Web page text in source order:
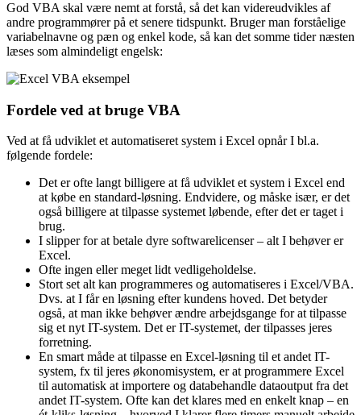
God VBA skal være nemt at forstå, så det kan videreudvikles af
andre programmører på et senere tidspunkt. Bruger man forståelige
variabelnavne og pæn og enkel kode, så kan det somme tider næsten
læses som almindeligt engelsk:
Fordele ved at bruge VBA
Ved at få udviklet et automatiseret system i Excel opnår I bl.a.
følgende fordele:
Det er ofte langt billigere at få udviklet et system i Excel end
at købe en standard-løsning. Endvidere, og måske især, er det
også billigere at tilpasse systemet løbende, efter det er taget i
brug.
I slipper for at betale dyre softwarelicenser – alt I behøver er
Excel.
Ofte ingen eller meget lidt vedligeholdelse.
Stort set alt kan programmeres og automatiseres i Excel/VBA.
Dvs. at I får en løsning efter kundens hoved. Det betyder
også, at man ikke behøver ændre arbejdsgange for at tilpasse
sig et nyt IT-system. Det er IT-systemet, der tilpasses jeres
forretning.
En smart måde at tilpasse en Excel-løsning til et andet IT-
system, fx til jeres økonomisystem, er at programmere Excel
til automatisk at importere og databehandle dataoutput fra det
andet IT-system. Ofte kan det klares med en enkelt knap – en